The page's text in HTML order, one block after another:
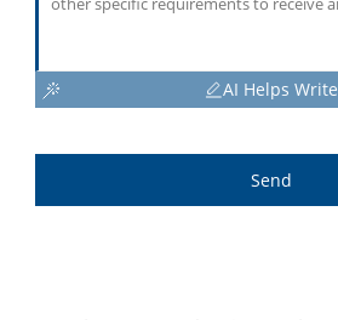
AI Helps Write
Send